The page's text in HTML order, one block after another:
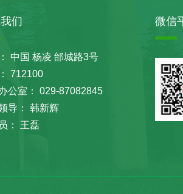
们
中国 杨凌 邰城路3号
712100
公室： 029-87082845
导： 韩新辉
： 王磊
微信